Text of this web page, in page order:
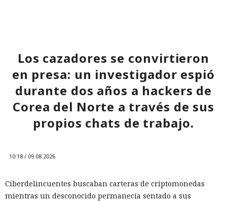
Los cazadores se convirtieron
en presa: un investigador espió
durante dos años a hackers de
Corea del Norte a través de sus
propios chats de trabajo.
10:18 / 09.08.2026
Ciberdelincuentes buscaban carteras de criptomonedas
mientras un desconocido permanecía sentado a sus